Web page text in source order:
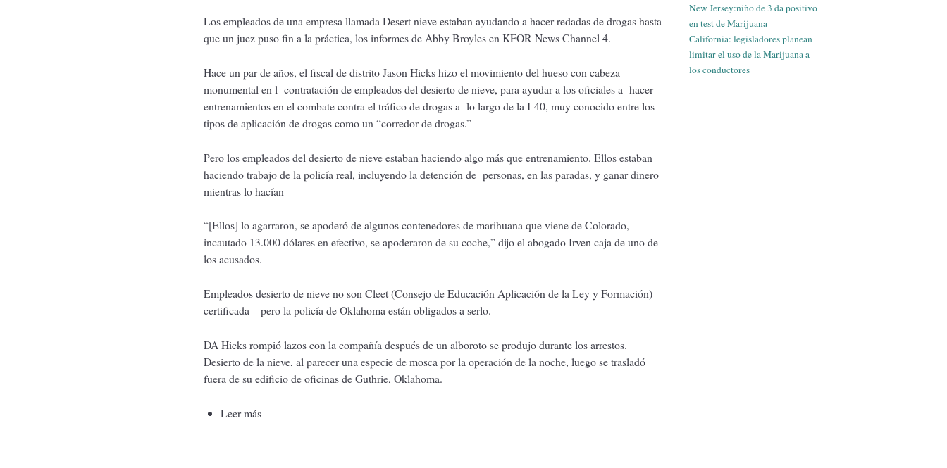
Los empleados de una empresa llamada Desert nieve estaban ayudando a hacer redadas de drogas hasta
que un juez puso fin a la práctica, los informes de Abby Broyles en KFOR News Channel 4.
Hace un par de años, el fiscal de distrito Jason Hicks hizo el movimiento del hueso con cabeza
monumental en l contratación de empleados del desierto de nieve, para ayudar a los oficiales a hacer
entrenamientos en el combate contra el tráfico de drogas a lo largo de la I-40, muy conocido entre los
tipos de aplicación de drogas como un “corredor de drogas.”
Pero los empleados del desierto de nieve estaban haciendo algo más que entrenamiento. Ellos estaban
haciendo trabajo de la policía real, incluyendo la detención de personas, en las paradas, y ganar dinero
mientras lo hacían
“[Ellos] lo agarraron, se apoderó de algunos contenedores de marihuana que viene de Colorado,
incautado 13.000 dólares en efectivo, se apoderaron de su coche,” dijo el abogado Irven caja de uno de
los acusados.
Empleados desierto de nieve no son Cleet (Consejo de Educación Aplicación de la Ley y Formación)
certificada – pero la policía de Oklahoma están obligados a serlo.
DA Hicks rompió lazos con la compañía después de un alboroto se produjo durante los arrestos.
Desierto de la nieve, al parecer una especie de mosca por la operación de la noche, luego se trasladó
fuera de su edificio de oficinas de Guthrie, Oklahoma.
Leer más
New Jersey:niño de 3 da positivo
en test de Marijuana
California: legisladores planean
limitar el uso de la Marijuana a
los conductores